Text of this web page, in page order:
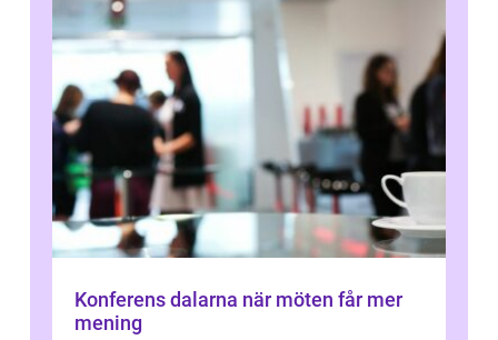
Konferens dalarna när möten får mer
mening